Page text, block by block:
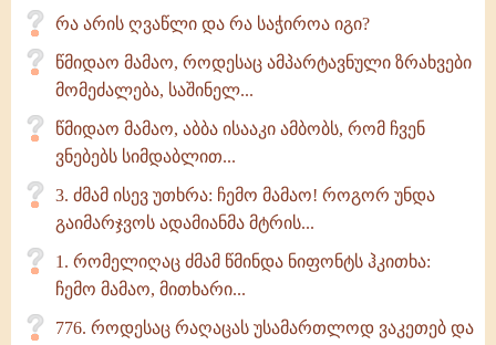
რა არის ღვაწლი და რა საჭიროა იგი?
წმიდაო მამაო, როდესაც ამპარტავნული ზრახვები
მომეძალება, საშინელ...
წმიდაო მამაო, აბბა ისააკი ამბობს, რომ ჩვენ
ვნებებს სიმდაბლით...
3. ძმამ ისევ უთხრა: ჩემო მამაო! როგორ უნდა
გაიმარჯვოს ადამიანმა მტრის...
1. რომელიღაც ძმამ წმინდა ნიფონტს ჰკითხა:
ჩემო მამაო, მითხარი...
776. როდესაც რაღაცას უსამართლოდ ვაკეთებ და